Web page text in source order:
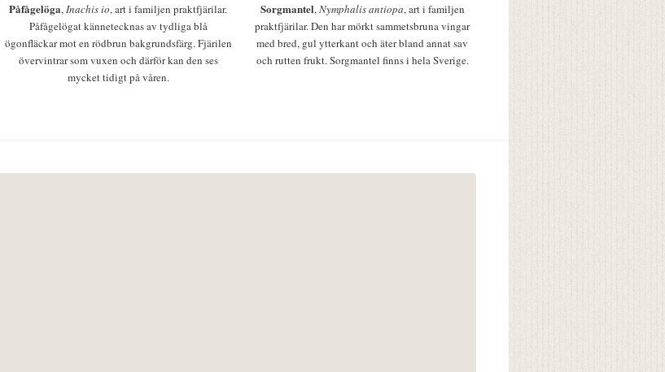
Påfågelöga,Inachis io, art i familjen praktfjärilar.
Påfågelögat kännetecknas av tydliga blå
ögonfläckar mot en rödbrun bakgrundsfärg. Fjärilen
övervintrar som vuxen och därför kan den ses
mycket tidigt på våren.
Sorgmantel,Nymphalis antiopa, art i familjen
praktfjärilar. Den har mörkt sammetsbruna vingar
med bred, gul ytterkant och äter bland annat sav
och rutten frukt. Sorgmantel finns i hela Sverige.